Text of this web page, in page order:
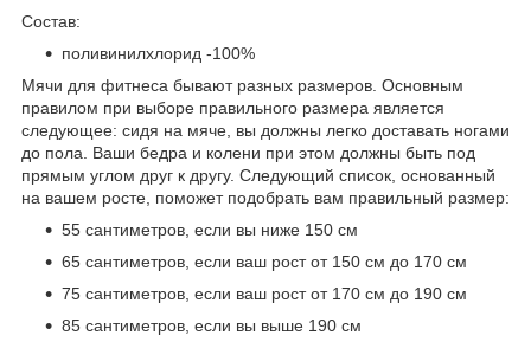
Состав:
поливинилхлорид -100%
Мячи для фитнеса бывают разных размеров. Основным
правилом при выборе правильного размера является
следующее: сидя на мяче, вы должны легко доставать ногами
до пола. Ваши бедра и колени при этом должны быть под
прямым углом друг к другу. Следующий список, основанный
на вашем росте, поможет подобрать вам правильный размер:
55 сантиметров, если вы ниже 150 см
65 сантиметров, если ваш рост от 150 см до 170 см
75 сантиметров, если ваш рост от 170 см до 190 см
85 сантиметров, если вы выше 190 см